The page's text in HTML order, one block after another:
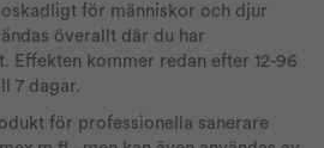
för människor och djur
överallt där du har
Effekten kommer redan efter 12-96
7 dagar.
för professionella sanerare